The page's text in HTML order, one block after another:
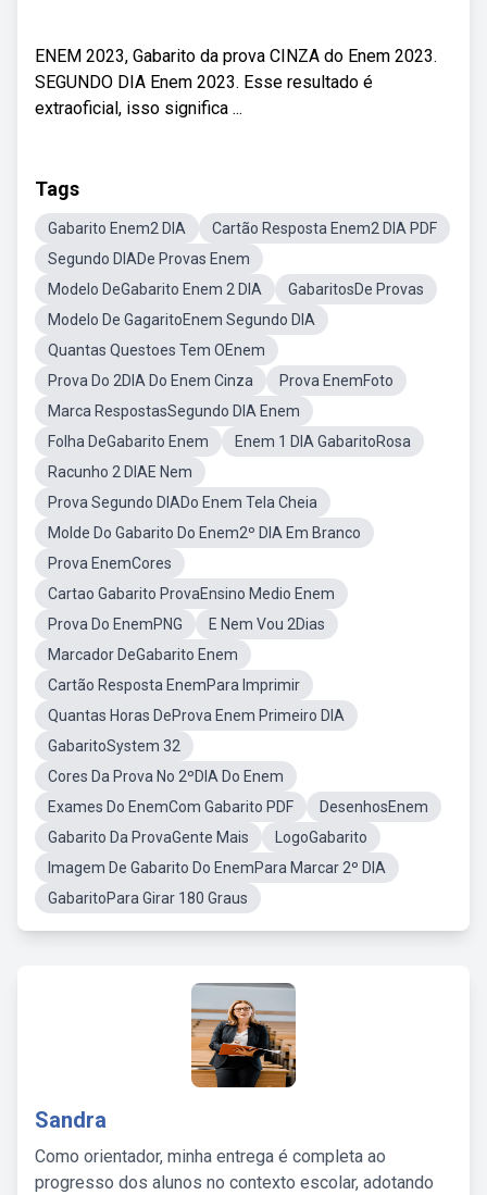
ENEM 2023, Gabarito da prova CINZA do Enem 2023.
SEGUNDO DIA Enem 2023. Esse resultado é
extraoficial, isso significa ...
Tags
Gabarito Enem2 DIA
Cartão Resposta Enem2 DIA PDF
Segundo DIADe Provas Enem
Modelo DeGabarito Enem 2 DIA
GabaritosDe Provas
Modelo De GagaritoEnem Segundo DIA
Quantas Questoes Tem OEnem
Prova Do 2DIA Do Enem Cinza
Prova EnemFoto
Marca RespostasSegundo DIA Enem
Folha DeGabarito Enem
Enem 1 DIA GabaritoRosa
Racunho 2 DIAE Nem
Prova Segundo DIADo Enem Tela Cheia
Molde Do Gabarito Do Enem2º DIA Em Branco
Prova EnemCores
Cartao Gabarito ProvaEnsino Medio Enem
Prova Do EnemPNG
E Nem Vou 2Dias
Marcador DeGabarito Enem
Cartão Resposta EnemPara Imprimir
Quantas Horas DeProva Enem Primeiro DIA
GabaritoSystem 32
Cores Da Prova No 2ºDIA Do Enem
Exames Do EnemCom Gabarito PDF
DesenhosEnem
Gabarito Da ProvaGente Mais
LogoGabarito
Imagem De Gabarito Do EnemPara Marcar 2º DIA
GabaritoPara Girar 180 Graus
Sandra
Como orientador, minha entrega é completa ao
progresso dos alunos no contexto escolar, adotando